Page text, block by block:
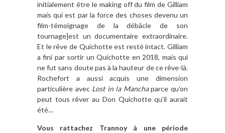
initialement être le making off du film de Gilliam
mais qui est par la force des choses devenu un
film-témoignage de la débâcle de son
tournage]est un documentaire extraordinaire.
Et le rêve de Quichotte est resté intact. Gilliam
a fini par sortir un Quichotte en 2018, mais qui
ne fut sans doute pas à la hauteur de ce rêve-là.
Rochefort a aussi acquis une dimension
particulière avec Lost in la Manchaparce qu’on
peut tous rêver au Don Quichotte qu’il aurait
été…
Vous rattachez Trannoy à une période